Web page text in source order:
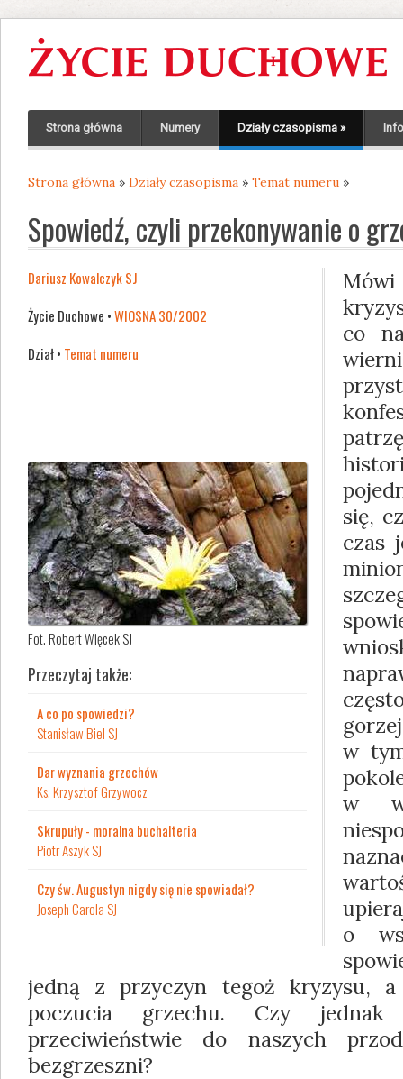
Strona główna Numery Działy czasopisma »
Jesteś tutaj
Strona główna » Działy czasopisma » Temat numeru »
Spowiedź, czyli przekonywanie o
Dariusz Kowalczyk SJ
Życie Duchowe •WIOSNA 30/2002
Dział • Temat numeru
Fot. Robert Więcek SJ
Przeczytaj także:
A co po spowiedzi?
Stanisław Biel SJ
Dar wyznania grzechów
Ks. Krzysztof Grzywocz
Skrupuły - moralna buchalteria
Piotr Aszyk SJ
Czy św. Augustyn nigdy się nie spowiadał?
Joseph Carola SJ
co
się,
czas
w
w
o
jedną z przyczyn tegoż kryzysu,
poczucia grzechu. Czy
przeciwieństwie do naszych
bezgrzeszni?